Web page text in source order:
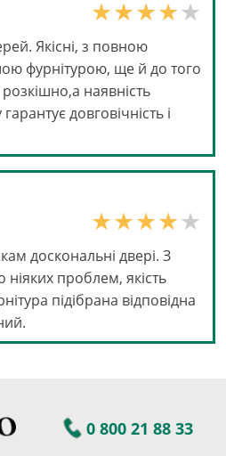
Якісні, з повною
фурнітурою, ще й до того
наявність
довговічність і
доскональні двері. З
проблем, якість
підібрана відповідна
0 800 21 88 33